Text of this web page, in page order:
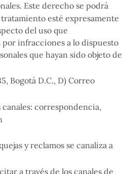
Este derecho se podrá
esté expresamente
del uso que
por infracciones a lo dispuesto
que hayan sido objeto de
Bogotá D.C., D) Correo
correspondencia,
y reclamos se canaliza a
a través de los canales de